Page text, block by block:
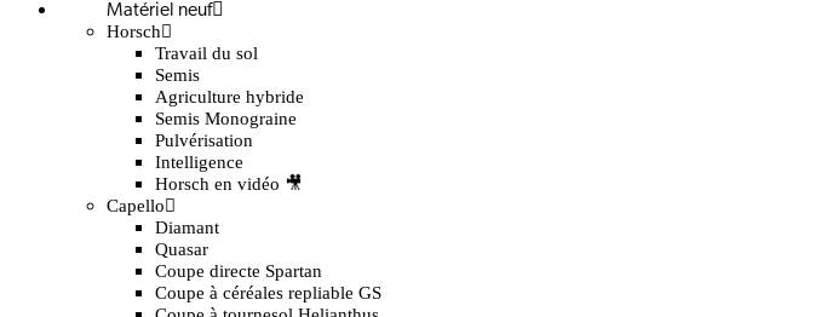
Matériel neuf
Horsch
Travail du sol
Semis
Agriculture hybride
Semis Monograine
Pulvérisation
Intelligence
Horsch en vidéo 🎥
Capello
Diamant
Quasar
Coupe directe Spartan
Coupe à céréales repliable GS